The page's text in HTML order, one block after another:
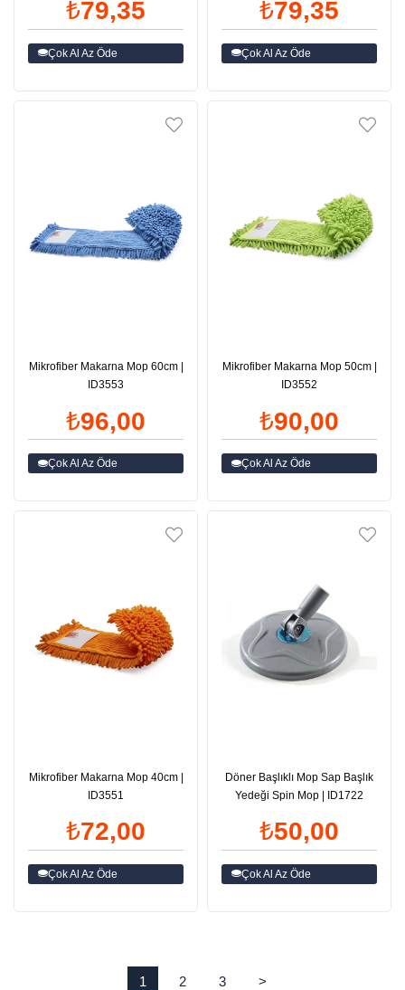
₺79,35
Çok Al Az Öde
₺79,35
Çok Al Az Öde
Mikrofiber Makarna Mop 60cm |
ID3553
₺96,00
Çok Al Az Öde
Mikrofiber Makarna Mop 50cm |
ID3552
₺90,00
Çok Al Az Öde
Mikrofiber Makarna Mop 40cm |
ID3551
₺72,00
Çok Al Az Öde
Döner Başlıklı Mop Sap Başlık
Yedeği Spin Mop | ID1722
₺50,00
Çok Al Az Öde
1 2 3 >